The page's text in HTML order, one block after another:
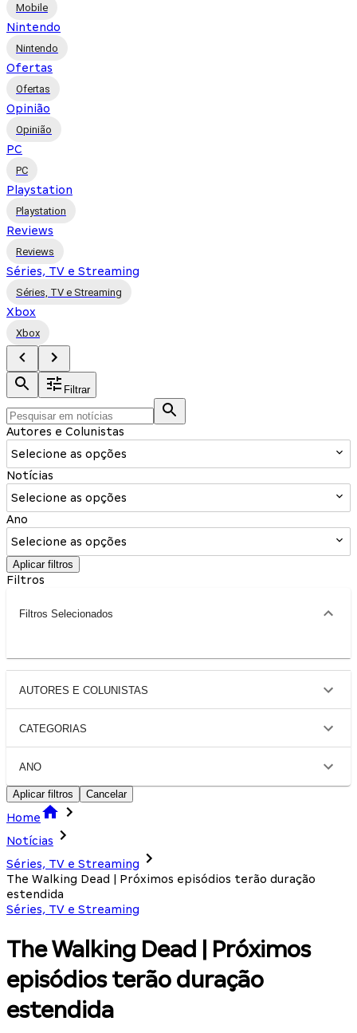
Mobile
Nintendo
Nintendo
Ofertas
Ofertas
Opinião
Opinião
PC
PC
Playstation
Playstation
Reviews
Reviews
Séries, TV e Streaming
Séries, TV e Streaming
Xbox
Xbox
Filtrar
Autores e Colunistas
Selecione as opções
Notícias
Selecione as opções
Ano
Selecione as opções
Aplicar filtros
Filtros
Filtros Selecionados
AUTORES E COLUNISTAS
CATEGORIAS
ANO
Aplicar filtros Cancelar
Home
Notícias
Séries, TV e Streaming
The Walking Dead | Próximos episódios terão duração
estendida
Séries, TV e Streaming
The Walking Dead | Próximos
episódios terão duração
estendida